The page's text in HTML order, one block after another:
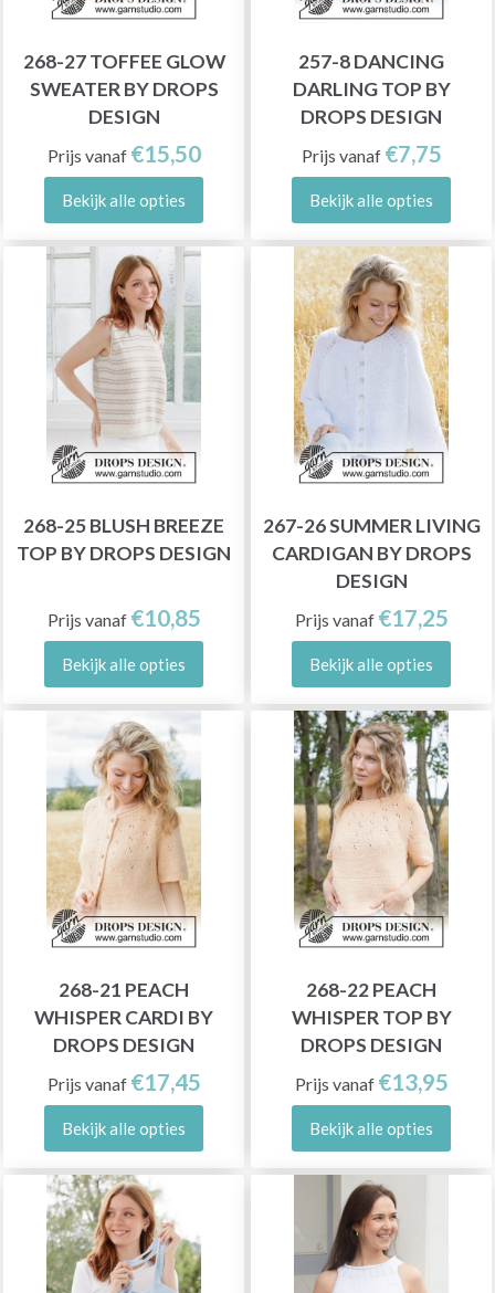
268-27 TOFFEE GLOW
SWEATER BY DROPS
DESIGN
Prijs vanaf €15,50
Bekijk alle opties
257-8 DANCING
DARLING TOP BY
DROPS DESIGN
Prijs vanaf €7,75
Bekijk alle opties
268-25 BLUSH BREEZE
TOP BY DROPS DESIGN
Prijs vanaf €10,85
Bekijk alle opties
267-26 SUMMER LIVING
CARDIGAN BY DROPS
DESIGN
Prijs vanaf €17,25
Bekijk alle opties
268-21 PEACH
WHISPER CARDI BY
DROPS DESIGN
Prijs vanaf €17,45
Bekijk alle opties
268-22 PEACH
WHISPER TOP BY
DROPS DESIGN
Prijs vanaf €13,95
Bekijk alle opties